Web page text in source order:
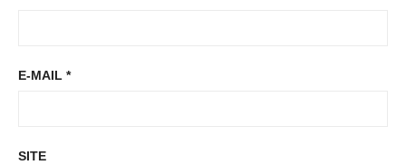
E-MAIL *
SITE